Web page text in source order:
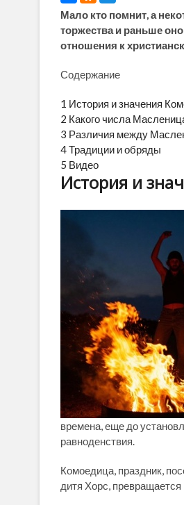
Мало кто помнит, а
торжества и раньше
отношения к
Содержание
1 История и значения
2 Какого числа
3 Различия между
4Традиции и обряды
5 Видео
История и
времена, еще до
равноденствия.
Комоедица, праздник,
дитя Хорс,